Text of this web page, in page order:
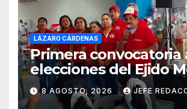
LÁZARO CÁRDENAS
Primera convocatoria
elecciones del Ejido
Ocampo en Lázaro
el domingo
8 AGOSTO, 2026 JEFE